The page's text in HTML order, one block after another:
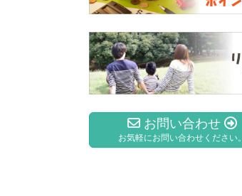
お問い合わせ
お気軽にお問い合わせください。